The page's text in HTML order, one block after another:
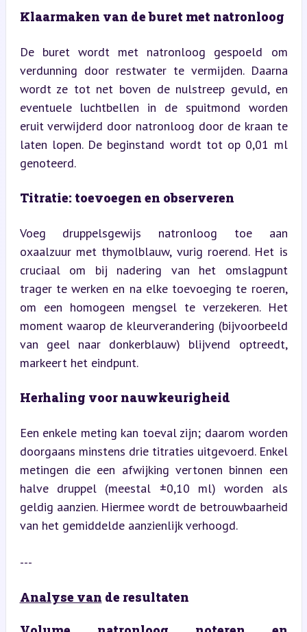
Klaarmaken van de buret met natronloog
De buret wordt met natronloog gespoeld om
verdunning door restwater te vermijden. Daarna
wordt ze tot net boven de nulstreep gevuld, en
eventuele luchtbellen in de spuitmond worden
eruit verwijderd door natronloog door de kraan te
laten lopen. De beginstand wordt tot op 0,01 ml
genoteerd.
Titratie: toevoegen en observeren
Voeg druppelsgewijs natronloog toe aan
oxaalzuur met thymolblauw, vurig roerend. Het is
cruciaal om bij nadering van het omslagpunt
trager te werken en na elke toevoeging te roeren,
om een homogeen mengsel te verzekeren. Het
moment waarop de kleurverandering (bijvoorbeeld
van geel naar donkerblauw) blijvend optreedt,
markeert het eindpunt.
Herhaling voor nauwkeurigheid
Een enkele meting kan toeval zijn; daarom worden
doorgaans minstens drie titraties uitgevoerd. Enkel
metingen die een afwijking vertonen binnen een
halve druppel (meestal ±0,10 ml) worden als
geldig aanzien. Hiermee wordt de betrouwbaarheid
van het gemiddelde aanzienlijk verhoogd.
---
Analyse van de resultaten